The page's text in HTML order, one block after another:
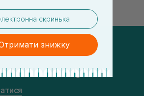
в Instagram
знижку